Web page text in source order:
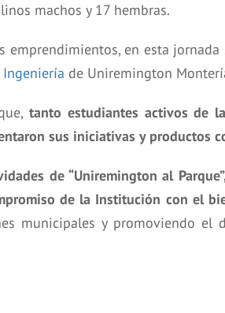
machos y 17 hembras.
emprendimientos, en esta
de Uniremington
tanto estudiantes activos de
sus iniciativas y productos
de “Uniremington al
de la Institución con el
municipales y promoviendo